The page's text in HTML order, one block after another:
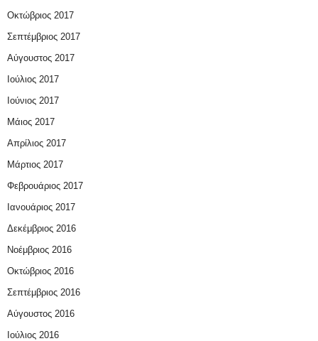
Οκτώβριος 2017
Σεπτέμβριος 2017
Αύγουστος 2017
Ιούλιος 2017
Ιούνιος 2017
Μάιος 2017
Απρίλιος 2017
Μάρτιος 2017
Φεβρουάριος 2017
Ιανουάριος 2017
Δεκέμβριος 2016
Νοέμβριος 2016
Οκτώβριος 2016
Σεπτέμβριος 2016
Αύγουστος 2016
Ιούλιος 2016